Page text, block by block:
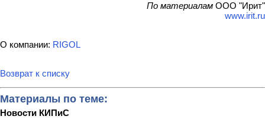
По материалам ООО "Ирит"
www.irit.ru
О компании: RIGOL
Возврат к списку
Материалы по теме:
Новости КИПиС